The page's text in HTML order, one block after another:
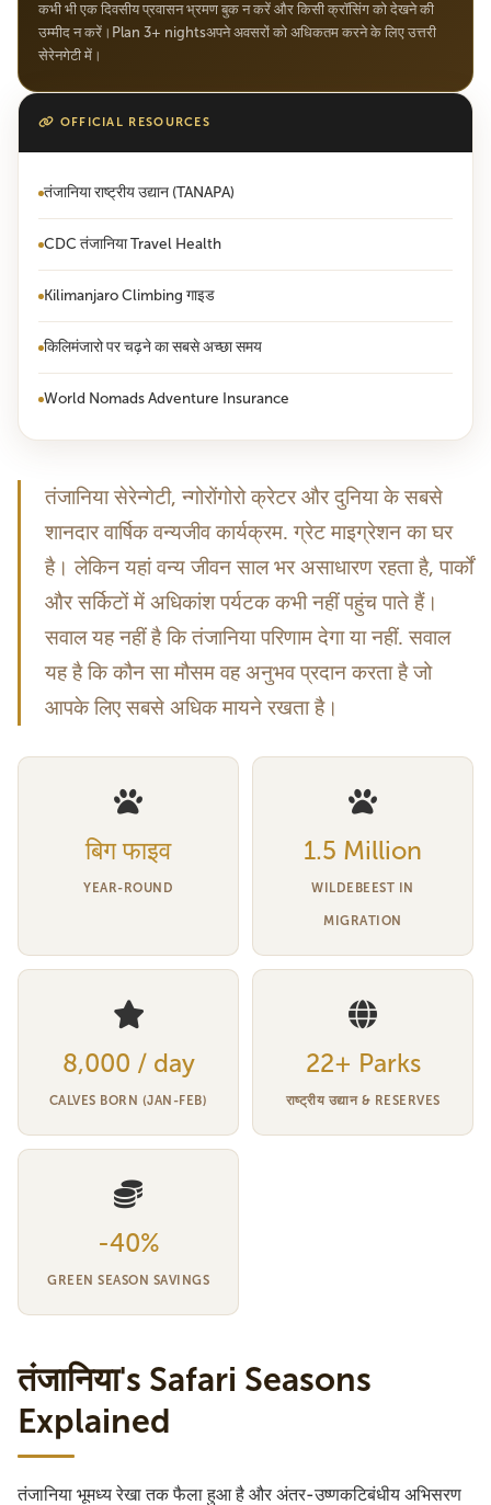
तंजानिया सेरेन्गेटी, न्गोरोंगोरो क्रेटर और दुनिया के सबसे
शानदार वार्षिक वन्यजीव कार्यक्रम. ग्रेट माइग्रेशन का घर
है। लेकिन यहां वन्य जीवन साल भर असाधारण रहता है, पार्कों
और सर्किटों में अधिकांश पर्यटक कभी नहीं पहुंच पाते हैं।
सवाल यह नहीं है कि तंजानिया परिणाम देगा या नहीं. सवाल
यह है कि कौन सा मौसम वह अनुभव प्रदान करता है जो
आपके लिए सबसे अधिक मायने रखता है।
बिग फाइव
YEAR-ROUND
1.5 Million
WILDEBEEST IN
MIGRATION
8,000 / day
CALVES BORN (JAN-FEB)
22+ Parks
राष्ट्रीय उद्यान & RESERVES
-40%
GREEN SEASON SAVINGS
तंजानिया's Safari Seasons
Explained
तंजानिया भूमध्य रेखा तक फैला हुआ है और अंतर-उष्णकटिबंधीय अभिसरण
कभी भी एक दिवसीय प्रवासन भ्रमण बुक न करें और किसी क्रॉसिंग को देखने की
उम्मीद न करें।Plan 3+ nightsअपने अवसरों को अधिकतम करने के लिए उत्तरी
सेरेनगेटी में।
OFFICIAL RESOURCES
तंजानिया राष्ट्रीय उद्यान (TANAPA)
CDC तंजानिया Travel Health
Kilimanjaro Climbing गाइड
किलिमंजारो पर चढ़ने का सबसे अच्छा समय
World Nomads Adventure Insurance